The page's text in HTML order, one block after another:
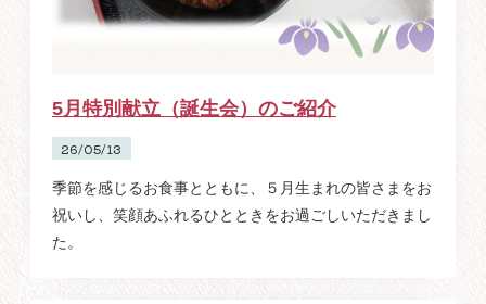
5月特別献立（誕生会）のご紹介
26/05/13
季節を感じるお食事とともに、５月生まれの皆さまをお
祝いし、笑顔あふれるひとときをお過ごしいただきまし
た。